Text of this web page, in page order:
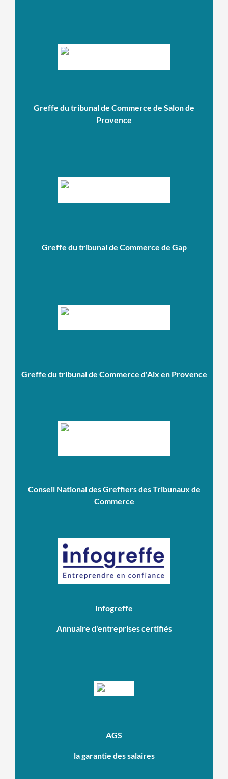
Greffe du tribunal de Commerce de Salon de
Provence
Greffe du tribunal de Commerce de Gap
Greffe du tribunal de Commerce d'Aix en Provence
Conseil National des Greffiers des Tribunaux de
Commerce
Infogreffe
Annuaire d'entreprises certifiés
AGS
la garantie des salaires